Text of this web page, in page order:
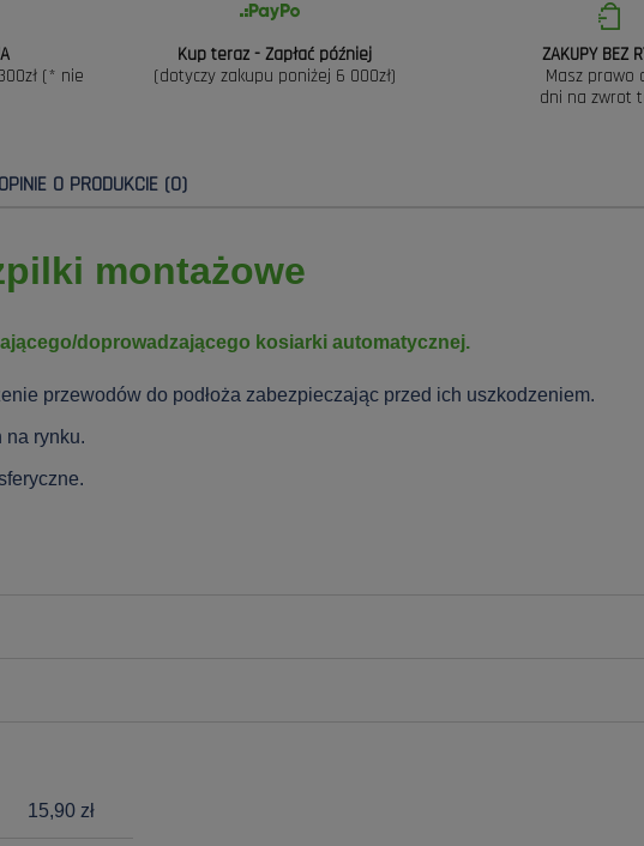
(* nie
Kup teraz - Zapłać później
(dotyczy zakupu poniżej 6 000zł)
ZAKUPY BEZ
Masz prawo
dni na zwrot
OPINIE O PRODUKCIE (0)
montażowe
doprowadzającego kosiarki automatycznej.
przewodów do podłoża zabezpieczając przed ich uszkodzeniem.
na rynku.
15,90 zł